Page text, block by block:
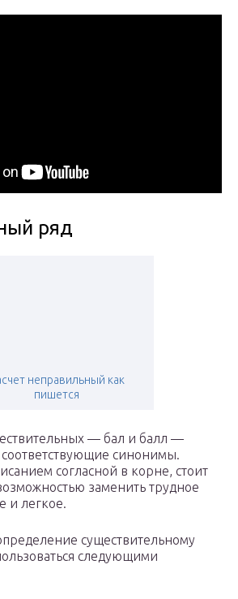
ряд
неправильный как
пишется
— бал и балл —
синонимы.
согласной в корне, стоит
заменить трудное
и легкое.
существительному
следующими